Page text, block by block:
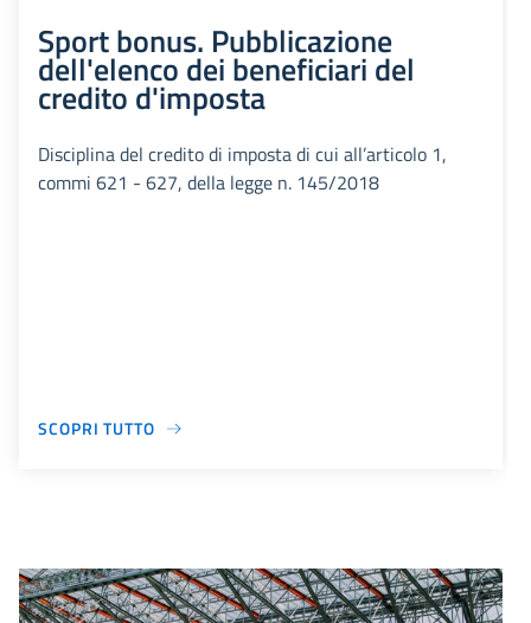
Sport bonus. Pubblicazione
dell'elenco dei beneficiari del
credito d'imposta
Disciplina del credito di imposta di cui all’articolo 1,
commi 621 - 627, della legge n. 145/2018
SCOPRI TUTTO